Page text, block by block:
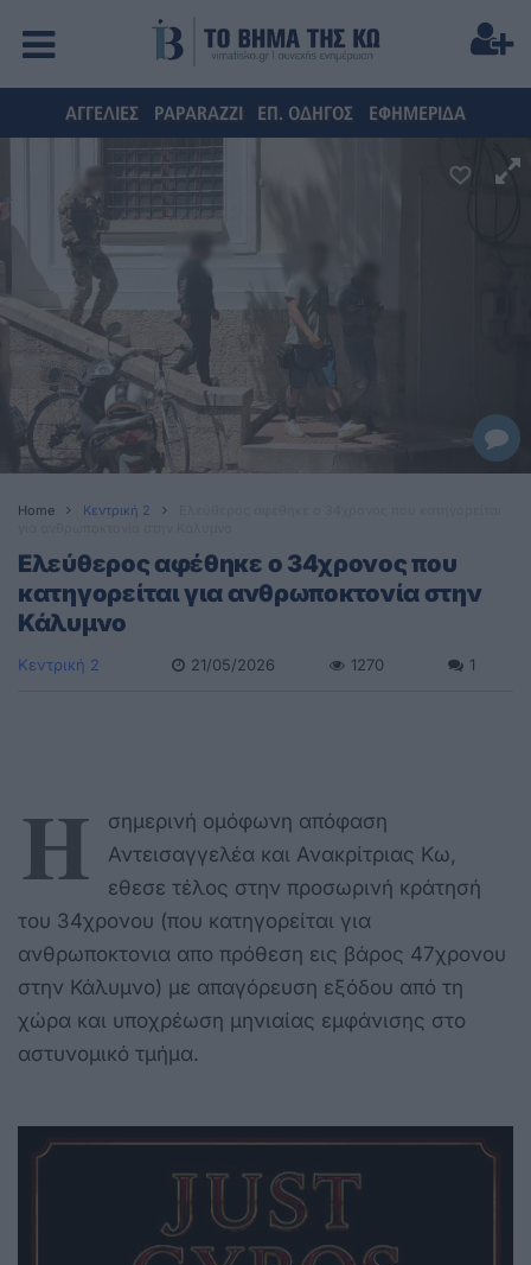
ΑΓΓΕΛΙΕΣ PAPARAZZI ΕΠ. ΟΔΗΓΟΣ ΕΦΗΜΕΡΙΔΑ
Home Κεντρική 2
Ελεύθερος αφέθηκε ο 34χρονος που
κατηγορείται για ανθρωποκτονία στην
Κάλυμνο
Κεντρική 2 21/05/2026 1270 1
Η
σημερινή ομόφωνη απόφαση
Αντεισαγγελέα και Ανακρίτριας Κω,
εθεσε τέλος στην προσωρινή κράτησή
του 34χρονου (που κατηγορείται για
ανθρωποκτονια απο πρόθεση εις βάρος 47χρονου
στην Κάλυμνο) με απαγόρευση εξόδου από τη
χώρα και υποχρέωση μηνιαίας εμφάνισης στο
αστυνομικό τμήμα.